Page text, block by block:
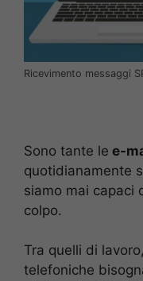
Ricevimento messaggi
Sono tante le e-
quotidianamente
siamo mai capaci
colpo.
Tra quelli di lavoro,
telefoniche